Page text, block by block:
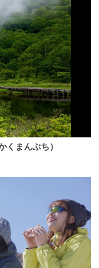
くまんぶち）